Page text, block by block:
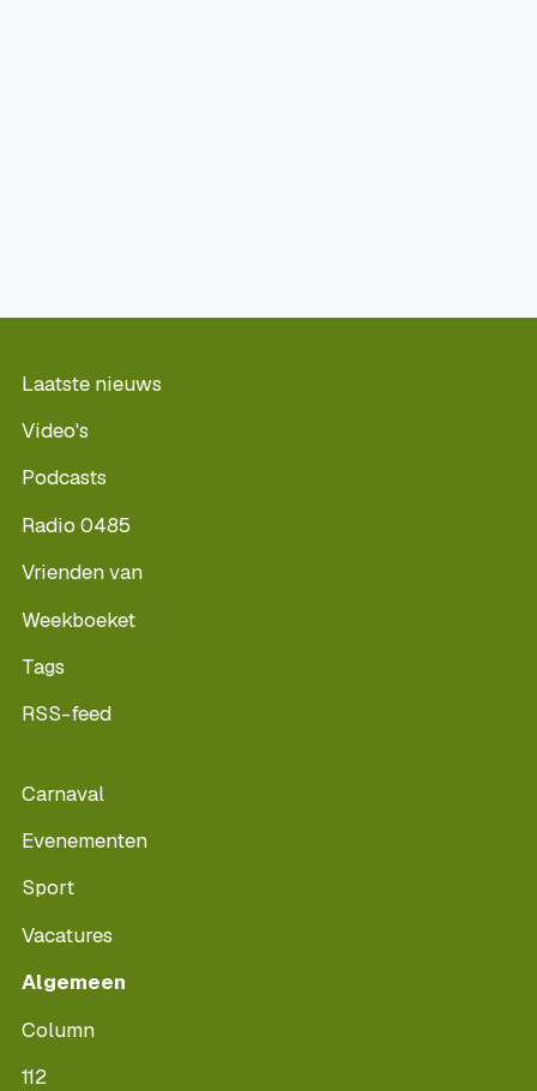
Laatste nieuws
Video's
Podcasts
Radio 0485
Vrienden van
Weekboeket
Tags
RSS-feed
Carnaval
Evenementen
Sport
Vacatures
Algemeen
Column
112